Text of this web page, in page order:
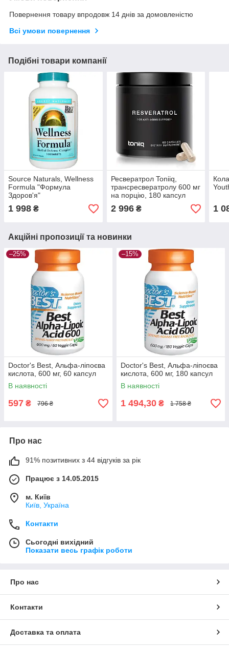
Повернення товару впродовж 14 днів за домовленістю
Всі умови повернення
Подібні товари компанії
Source Naturals, Wellness
Formula "Формула
Здоров'я"
імуностимулятор, 180
таблеток. США
1 998 ₴
Ресвератрол Toniiq,
трансресвератролу 600 мг
на порцію, 180 капсул
2 996₴ 1
Акційні пропозиції та новинки
–25%
Doctor's Best, Альфа-ліпоєва
кислота, 600 мг, 60 капсул
В наявності
597 ₴ 796 ₴
–15%
Doctor's Best, Альфа-ліпоєва
кислота, 600 мг, 180 капсул
В наявності
1 494,30 ₴ 1 758 ₴
Про нас
91% позитивних з 44 відгуків за рік
Працює з 14.05.2015
м. Київ
Київ, Україна
Контакти
Сьогодні вихідний
Показати весь графік роботи
Про нас
Контакти
Доставка та оплата